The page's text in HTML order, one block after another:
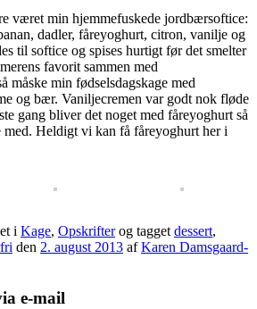
været min hjemmefuskede jordbærsoftice:
dadler, fåreyoghurt, citron, vanilje og
til softice og spises hurtigt før det smelter
favorit sammen med
måske min fødselsdagskage med
og bær. Vaniljecremen var godt nok fløde
gang bliver det noget med fåreyoghurt så
med. Heldigt vi kan få fåreyoghurt her i
i Kage, Opskrifterog tagget dessert,
den 2. august 2013 afKaren Damsgaard-
e-mail